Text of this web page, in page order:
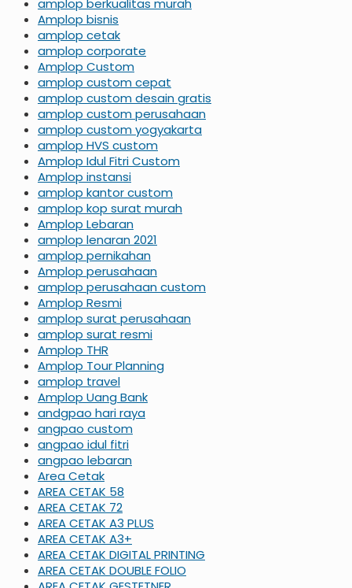
amplop berkualitas murah
Amplop bisnis
amplop cetak
amplop corporate
Amplop Custom
amplop custom cepat
amplop custom desain gratis
amplop custom perusahaan
amplop custom yogyakarta
amplop HVS custom
Amplop Idul Fitri Custom
Amplop instansi
amplop kantor custom
amplop kop surat murah
Amplop Lebaran
amplop lenaran 2021
amplop pernikahan
Amplop perusahaan
amplop perusahaan custom
Amplop Resmi
amplop surat perusahaan
amplop surat resmi
Amplop THR
Amplop Tour Planning
amplop travel
Amplop Uang Bank
andgpao hari raya
angpao custom
angpao idul fitri
angpao lebaran
Area Cetak
AREA CETAK 58
AREA CETAK 72
AREA CETAK A3 PLUS
AREA CETAK A3+
AREA CETAK DIGITAL PRINTING
AREA CETAK DOUBLE FOLIO